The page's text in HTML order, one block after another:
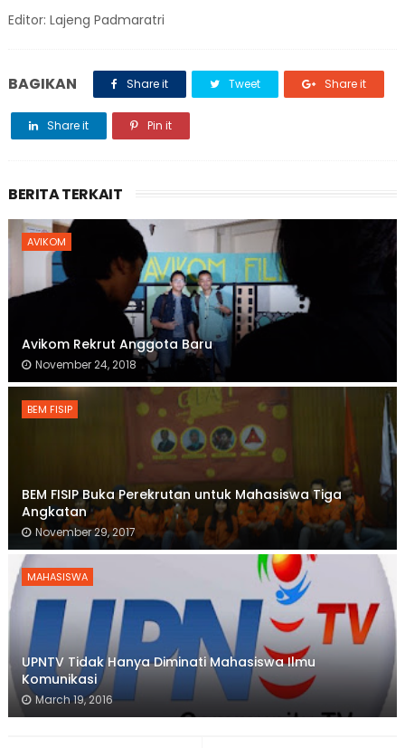
Editor: Lajeng Padmaratri
BAGIKAN Share it Tweet Share it
Share it Pin it
BERITA TERKAIT
AVIKOM
Avikom Rekrut Anggota Baru
November 24, 2018
BEM FISIP
BEM FISIP Buka Perekrutan untuk Mahasiswa Tiga
Angkatan
November 29, 2017
MAHASISWA
UPNTV Tidak Hanya Diminati Mahasiswa Ilmu
Komunikasi
March 19, 2016